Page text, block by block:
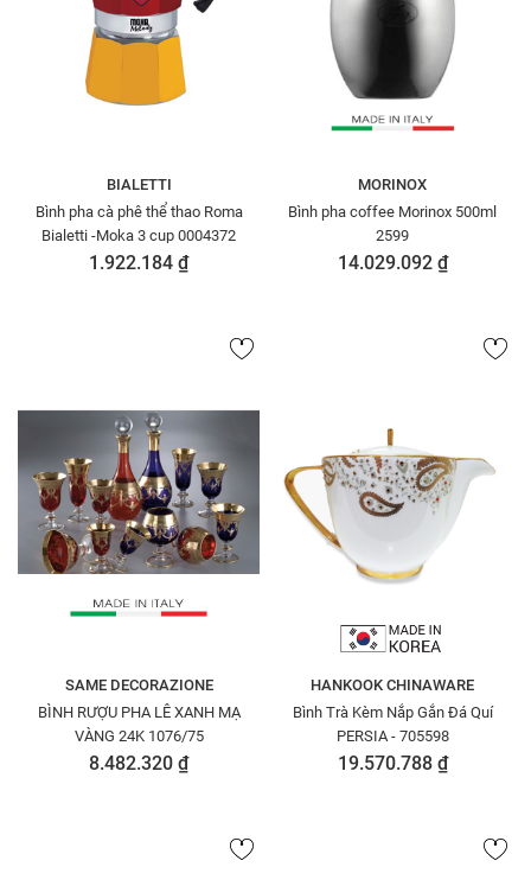
BIALETTI
Bình pha cà phê thể thao Roma
Bialetti -Moka 3 cup 0004372
1.922.184 ₫
MORINOX
Bình pha coffee Morinox 500ml
2599
14.029.092 ₫
SAME DECORAZIONE
BÌNH RƯỢU PHA LÊ XANH MẠ
VÀNG 24K 1076/75
8.482.320 ₫
HANKOOK CHINAWARE
Bình Trà Kèm Nắp Gắn Đá Quí
PERSIA - 705598
19.570.788 ₫